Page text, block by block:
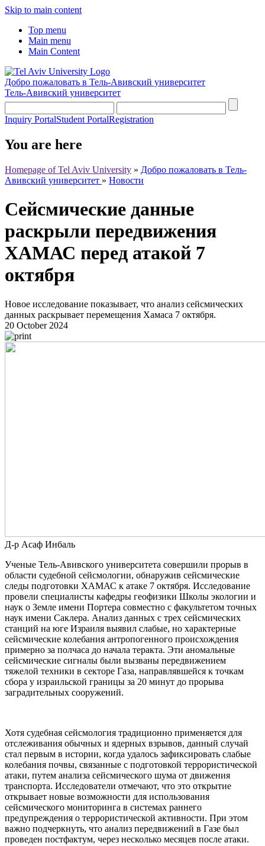
Skip to main content
Top menu
Main menu
Main Content
Добро пожаловать в Тель-Авивский университет
Тель-Авивский университет
Inquiry PortalStudent PortalRegistration
You are here
Homepage of Tel Aviv University » Добро пожаловать в Тель-
Авивский университет » Новости
Сейсмические данные
раскрыли передвижения
ХАМАС перед атакой 7
октября
Новое исследование показывает, что анализ сейсмических
данных раскрывает перемещения Хамаса 7 октября.
20 October 2024
Д-р Асаф Инбаль
Ученые Тель-Авивского университета совершили прорыв в
области судебной сейсмологии, обнаружив сейсмические
следы подготовки ХАМАС к атаке 7 октября. Исследование
провели специалисты кафедры геофизики Школы экологии и
наук о Земле имени Портера совместно с факультетом точных
наук имени Саклера. Анализ данных с трех сейсмических
станций на юге Израиля выявил слабые, но характерные
сейсмические колебания антропогенного происхождения
примерно за полчаса до начала теракта. Эти аномальные
сейсмические сигналы были вызваны передвижением
тяжелой техники в секторе Газа, направлявшейся к точкам
сбора у израильской границы за 20 минут до прорыва
заградительных сооружений.
Хотя судебная сейсмология традиционно применяется для
отслеживания обычных и ядерных взрывов, данный случай
стал первым в истории, когда удалось зафиксировать слабые
колебания почвы, связанные с подготовкой террористической
атаки, путем анализа сейсмического шума от движения
транспорта. Исследователи отмечают, что это открытие
открывает новые возможности для использования
сейсмического мониторинга в системах раннего
предупреждения о террористической активности. При этом
важно подчеркнуть, что анализ передвижений в Газе был
проведен постфактум, через несколько месяцев после атаки.